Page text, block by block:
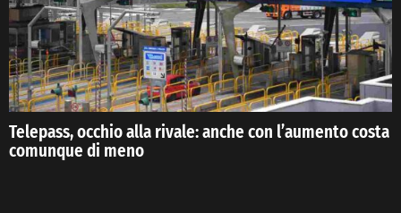
Telepass, occhio alla rivale: anche con l’aumento costa
comunque di meno